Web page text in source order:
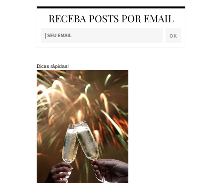
RECEBA POSTS POR EMAIL
Dicas rápidas!